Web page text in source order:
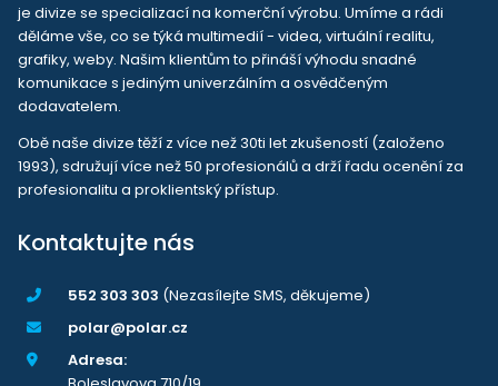
je divize se specializací na komerční výrobu. Umíme a rádi
děláme vše, co se týká multimedií - videa, virtuální realitu,
grafiky, weby. Našim klientům to přináší výhodu snadné
komunikace s jediným univerzálním a osvědčeným
dodavatelem.
Obě naše divize těží z více než 30ti let zkušeností (založeno
1993), sdružují více než 50 profesionálů a drží řadu ocenění za
profesionalitu a proklientský přístup.
Kontaktujte nás
552 303 303 (Nezasílejte SMS, děkujeme)
polar@polar.cz
Adresa: